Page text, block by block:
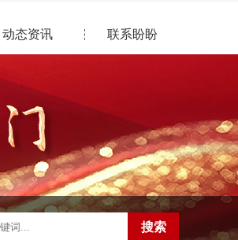
动态资讯 联系盼盼